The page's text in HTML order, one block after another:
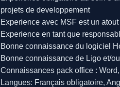
projets de developpement
Experience avec MSF est un atout
Experience en tant que
Bonne connaissance du logiciel
Bonne connaissance de Ligo et/
Connaissances pack office :
Langues: Français obligatoire,